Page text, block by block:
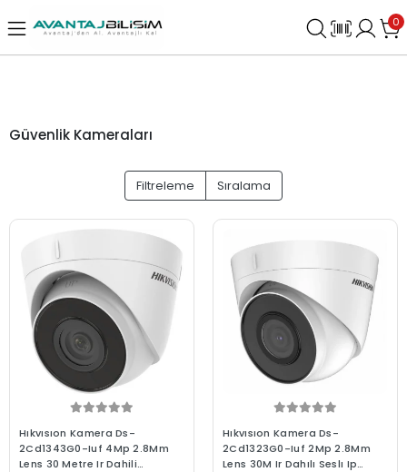
0
Güvenlik Kameraları
Filtreleme Sıralama
Hıkvısıon Kamera Ds-
2Cd1343G0-Iuf 4Mp 2.8Mm
Lens 30 Metre Ir Dahili
Hıkvısıon Kamera Ds-
2Cd1323G0-Iuf 2Mp 2.8Mm
Lens 30M Ir Dahılı Seslı Ip